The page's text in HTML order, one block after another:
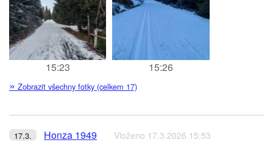
15:23 15:26
» Zobrazit všechny fotky (celkem 17)
17.3. Honza 1949 Vloženo 17.3.2026 15:53